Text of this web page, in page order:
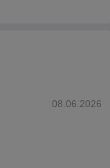
08.06.2026